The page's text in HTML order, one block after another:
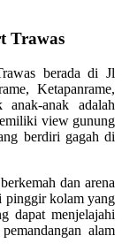
Trawas
berada di Jl
Ketapanrame,
anak adalah
view gunung
berdiri gagah di
dan arena
pinggir kolam yang
dapat menjelajahi
alam